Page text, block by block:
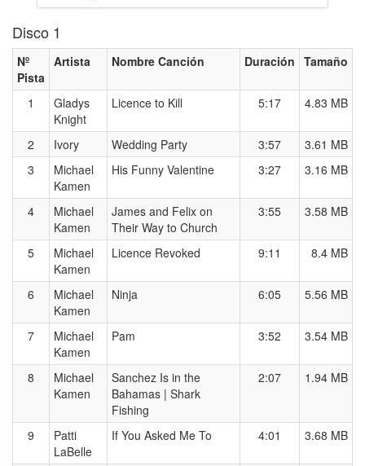
Disco 1
Nº
Pista
Artista Nombre Canción Duración Tamaño
1
Gladys
Knight
Licence to Kill 5:17 4.83 MB
2 Ivory Wedding Party 3:57
3.61 MB
3
Michael
Kamen
His Funny Valentine 3:27 3.16 MB
4
Michael
Kamen
James and Felix on
Their Way to Church
3:55 3.58 MB
5
Michael
Kamen
Licence Revoked 9:11 8.4 MB
6
Michael
Kamen
Ninja 6:05 5.56 MB
7
Michael
Kamen
Pam 3:52 3.54 MB
8
Michael
Kamen
Sanchez Is in the
Bahamas | Shark
Fishing
2:07 1.94 MB
9
Patti
LaBelle
If You Asked Me To 4:01 3.68 MB